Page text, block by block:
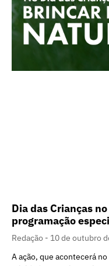
Dia das Crianças
programação
Redação
10 de outubro
A ação, que acontecerá